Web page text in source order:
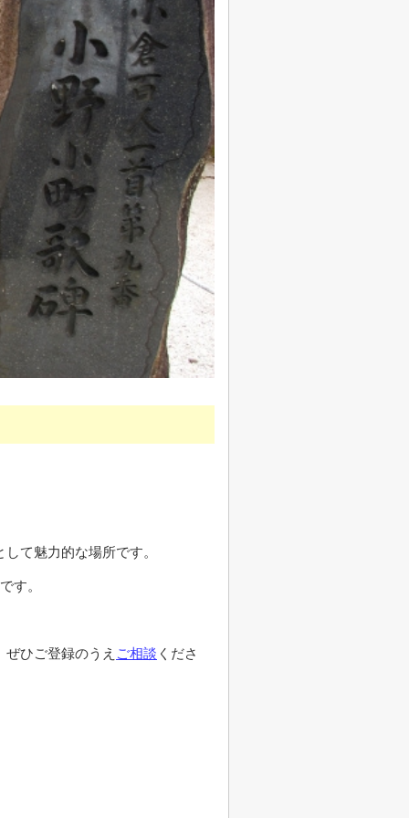
て魅力的な場所です。
す。
ひご登録のうえ ご相談 くださ